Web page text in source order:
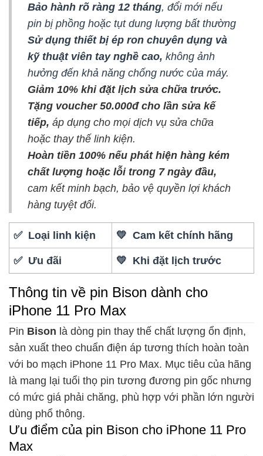
Bảo hành rõ ràng 12 tháng, đổi mới nếu
pin bị phồng hoặc tụt dung lượng bất thường
Sử dụng thiết bị ép ron chuyên dụng và
kỹ thuật viên tay nghề cao, không ảnh
hưởng đến khả năng chống nước của máy.
Giảm 10% khi đặt lịch sửa chữa trước.
Tặng voucher 50.000đ cho lần sửa kế
tiếp, áp dụng cho mọi dịch vụ sửa chữa
hoặc thay thế linh kiện.
Hoàn tiền 100% nếu phát hiện hàng kém
chất lượng hoặc lỗi trong 7 ngày đầu,
cam kết minh bạch, bảo vệ quyền lợi khách
hàng tuyệt đối.
✅ Loại linh kiện 💛 Cam kết chính hãng
✅ Ưu đãi 💛 Khi đặt lịch trước
Thông tin về pin Bison dành cho
iPhone 11 Pro Max
Pin Bison là dòng pin thay thế chất lượng ổn định,
sản xuất theo chuẩn điện áp tương thích hoàn toàn
với bo mạch iPhone 11 Pro Max. Mục tiêu của hãng
là mang lại tuổi thọ pin tương đương pin gốc nhưng
có mức giá phải chăng, phù hợp với phần lớn người
dùng phổ thông.
Ưu điểm của pin Bison cho iPhone 11 Pro
Max